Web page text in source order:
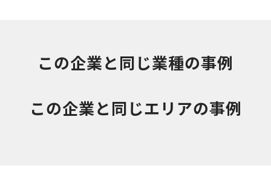
この企業と同じ業種の事例
この企業と同じエリアの事例